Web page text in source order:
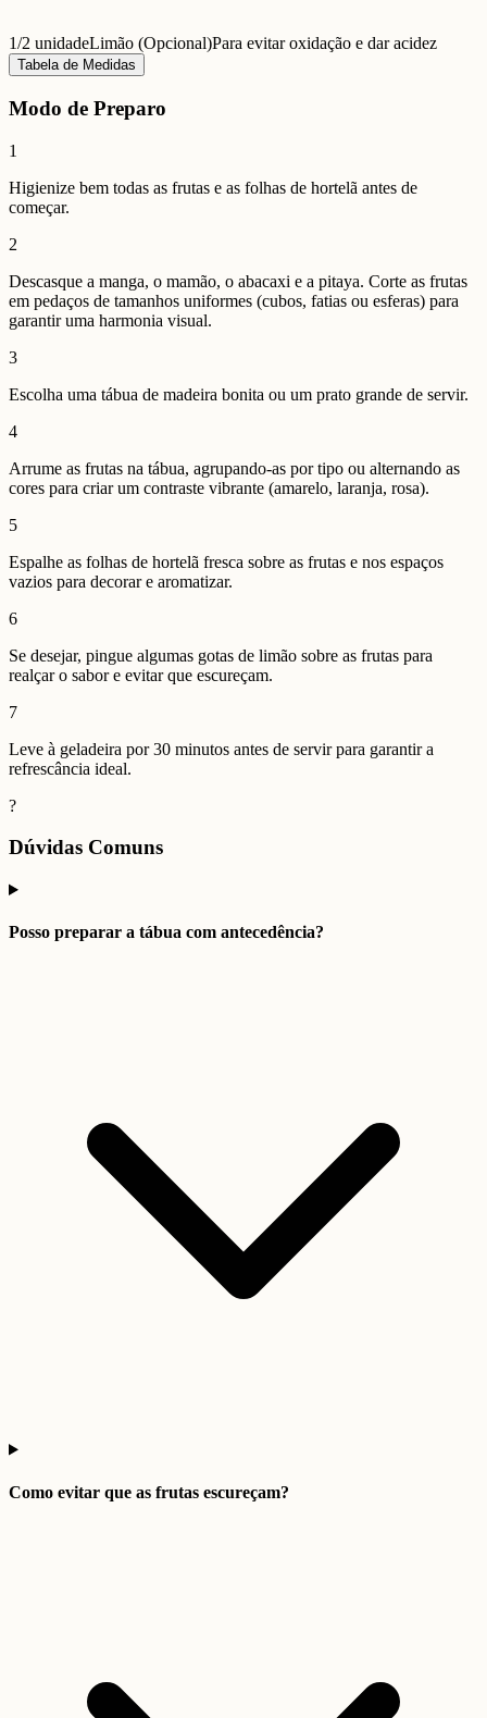
1/2 unidadeLimão (Opcional)Para evitar oxidação e dar acidez
Tabela de Medidas
Modo de Preparo
1
Higienize bem todas as frutas e as folhas de hortelã antes de
começar.
2
Descasque a manga, o mamão, o abacaxi e a pitaya. Corte as frutas
em pedaços de tamanhos uniformes (cubos, fatias ou esferas) para
garantir uma harmonia visual.
3
Escolha uma tábua de madeira bonita ou um prato grande de servir.
4
Arrume as frutas na tábua, agrupando-as por tipo ou alternando as
cores para criar um contraste vibrante (amarelo, laranja, rosa).
5
Espalhe as folhas de hortelã fresca sobre as frutas e nos espaços
vazios para decorar e aromatizar.
6
Se desejar, pingue algumas gotas de limão sobre as frutas para
realçar o sabor e evitar que escureçam.
7
Leve à geladeira por 30 minutos antes de servir para garantir a
refrescância ideal.
?
Dúvidas Comuns
Posso preparar a tábua com antecedência?
Como evitar que as frutas escureçam?